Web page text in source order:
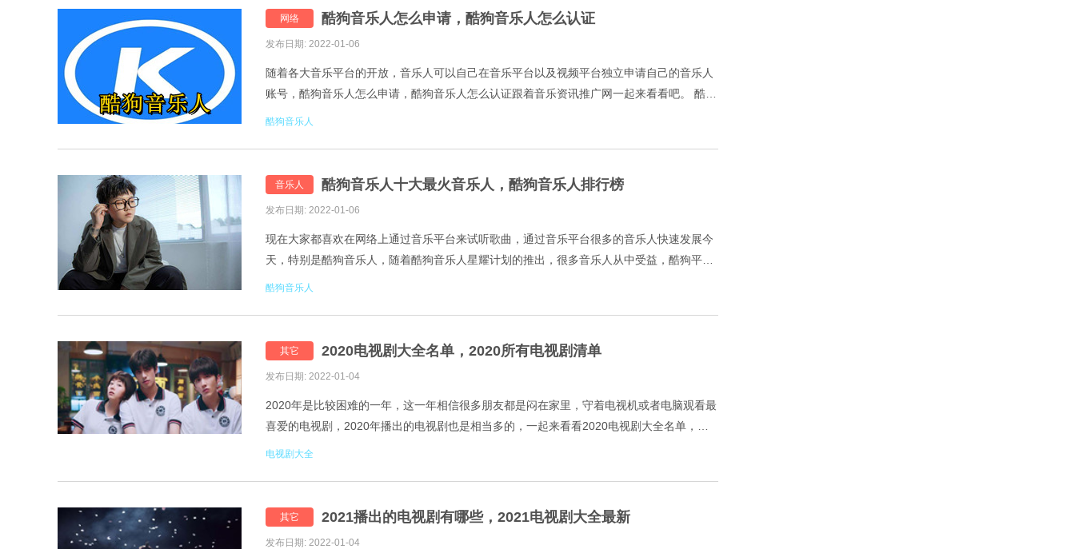
网络 酷狗音乐人怎么申请，酷狗音乐人怎么认证
发布日期: 2022-01-06
随着各大音乐平台的开放，音乐人可以自己在音乐平台以及视频平台独立申请自己的音乐人
账号，酷狗音乐人怎么申请，酷狗音乐人怎么认证跟着音乐资讯推广网一起来看看吧。 酷狗
音乐人怎么申请 1.准备申请资料 在要申请酷狗音乐人之前，是需要准备音乐
酷狗音乐人
音乐人 酷狗音乐人十大最火音乐人，酷狗音乐人排行榜
发布日期: 2022-01-06
现在大家都喜欢在网络上通过音乐平台来试听歌曲，通过音乐平台很多的音乐人快速发展今
天，特别是酷狗音乐人，随着酷狗音乐人星耀计划的推出，很多音乐人从中受益，酷狗平台
上热门的音乐人很多，跟音推网一起来看看酷狗音乐人十大最火音乐人，酷狗音乐人排行榜
酷狗音乐人
其它 2020电视剧大全名单，2020所有电视剧清单
发布日期: 2022-01-04
2020年是比较困难的一年，这一年相信很多朋友都是闷在家里，守着电视机或者电脑观看最
喜爱的电视剧，2020年播出的电视剧也是相当多的，一起来看看2020电视剧大全名单，
2020所有电视剧清单。 1.特别任务 2.传闻中的陈芊芊 3.《
电视剧大全
其它 2021播出的电视剧有哪些，2021电视剧大全最新
发布日期: 2022-01-04